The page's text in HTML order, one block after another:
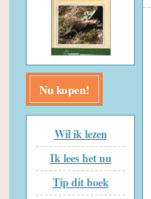
Nu kopen!
Wil ik lezen
Ik lees het nu
Tip dit boek